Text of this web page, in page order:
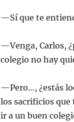
—Sí que te
—Venga, Carlos,
colegio no hay
—Pero…, ¿estás
los sacrificios que
ir a un buen